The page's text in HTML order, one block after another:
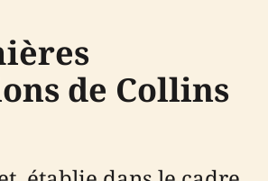
de Collins